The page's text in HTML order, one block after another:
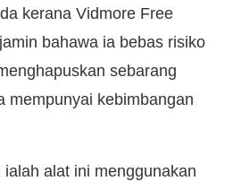
kerana Vidmore Free
bahawa ia bebas risiko
sebarang
mempunyai kebimbangan
alat ini menggunakan